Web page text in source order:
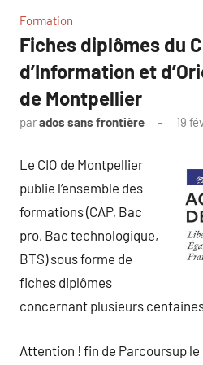
Formation
Fiches diplômes du
d’Information et
de Montpellier
parados sans frontière 19
Le CIO de Montpellier
publie l’ensemble des
formations (CAP, Bac
pro, Bac technologique,
BTS) sous forme de
fiches diplômes
concernant plusieurs
Attention ! fin de Parcoursup